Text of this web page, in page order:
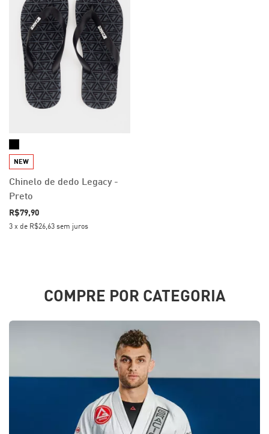
NEW
Chinelo de dedo Legacy -
Preto
R$79,90
3 x de R$26,63 sem juros
COMPRE POR CATEGORIA